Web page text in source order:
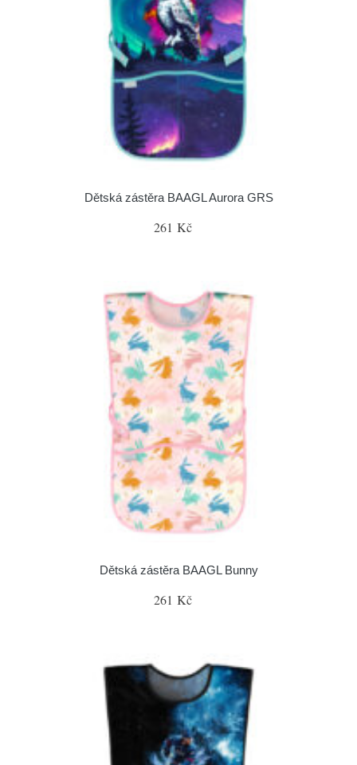
Dětská zástěra BAAGL Aurora GRS
261 Kč
Dětská zástěra BAAGL Bunny
261 Kč